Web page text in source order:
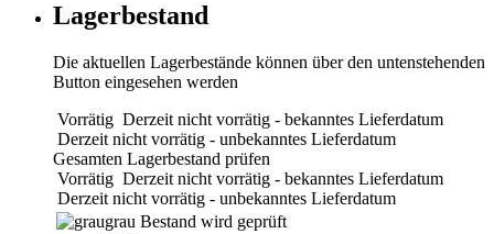
Lagerbestand
Die aktuellen Lagerbestände können über den untenstehenden
Button eingesehen werden
Vorrätig Derzeit nicht vorrätig - bekanntes Lieferdatum
Derzeit nicht vorrätig - unbekanntes Lieferdatum
Gesamten Lagerbestand prüfen
Vorrätig Derzeit nicht vorrätig - bekanntes Lieferdatum
Derzeit nicht vorrätig - unbekanntes Lieferdatum
grau Bestand wird geprüft